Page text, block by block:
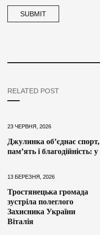
RELATED POST
23 ЧЕРВНЯ, 2026
Джулинка об’єднає спорт,
пам’ять і благодійність: у
13 БЕРЕЗНЯ, 2026
Тростянецька громада
зустріла полеглого
Захисника України
Віталія